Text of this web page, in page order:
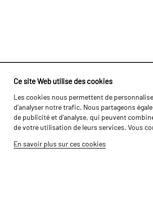
Ce site Web utilise des cookies
Les cookies nous permettent de
d'analyser notre trafic. Nous partageons
de publicité et d'analyse, qui peuvent
de votre utilisation de leurs services. Vous
En savoir plus sur ces cookies
Identité
Histoire
Usine / Production
Ressources Humaines